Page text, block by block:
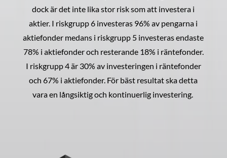
dock är det inte lika stor risk som att investera i
aktier. I riskgrupp 6 investeras 96% av pengarna i
aktiefonder medans i riskgrupp 5 investeras endaste
78% i aktiefonder och resterande 18% i räntefonder.
I riskgrupp 4 är 30% av investeringen i räntefonder
och 67% i aktiefonder. För bäst resultat ska detta
vara en långsiktig och kontinuerlig investering.